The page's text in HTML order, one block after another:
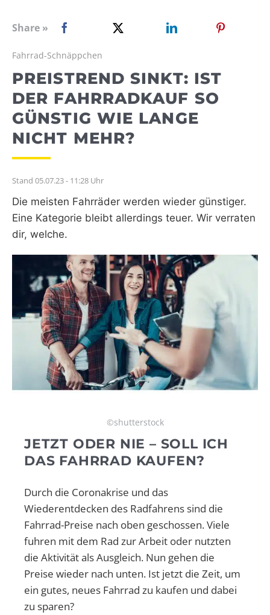
Share »
Fahrrad-Schnäppchen
PREISTREND SINKT: IST
DER FAHRRADKAUF SO
GÜNSTIG WIE LANGE
NICHT MEHR?
Stand 05.07.23 - 11:28 Uhr
Die meisten Fahrräder werden wieder günstiger.
Eine Kategorie bleibt allerdings teuer. Wir verraten
dir, welche.
©shutterstock
JETZT ODER NIE – SOLL ICH
DAS FAHRRAD KAUFEN?
Durch die Coronakrise und das
Wiederentdecken des Radfahrens sind die
Fahrrad-Preise nach oben geschossen. Viele
fuhren mit dem Rad zur Arbeit oder nutzten
die Aktivität als Ausgleich. Nun gehen die
Preise wieder nach unten. Ist jetzt die Zeit, um
ein gutes, neues Fahrrad zu kaufen und dabei
zu sparen?